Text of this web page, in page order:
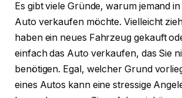
Es gibt viele Gründe, warum jemand
Auto verkaufen möchte. Vielleicht
haben ein neues Fahrzeug gekauft
einfach das Auto verkaufen, das Sie
benötigen. Egal, welcher Grund
eines Autos kann eine stressige